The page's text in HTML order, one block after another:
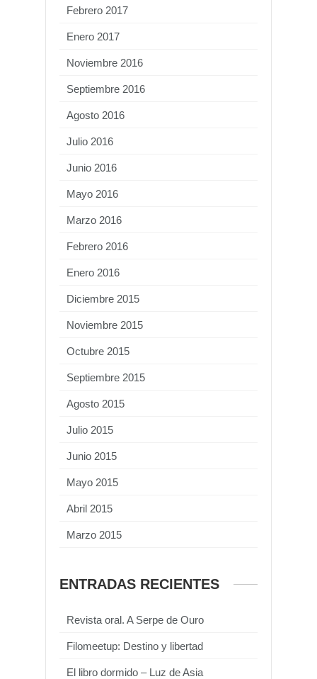
Febrero 2017
Enero 2017
Noviembre 2016
Septiembre 2016
Agosto 2016
Julio 2016
Junio 2016
Mayo 2016
Marzo 2016
Febrero 2016
Enero 2016
Diciembre 2015
Noviembre 2015
Octubre 2015
Septiembre 2015
Agosto 2015
Julio 2015
Junio 2015
Mayo 2015
Abril 2015
Marzo 2015
ENTRADAS RECIENTES
Revista oral. A Serpe de Ouro
Filomeetup: Destino y libertad
El libro dormido – Luz de Asia